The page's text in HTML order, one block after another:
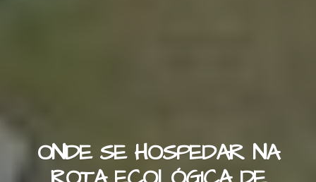
ONDE SE HOSPEDAR NA